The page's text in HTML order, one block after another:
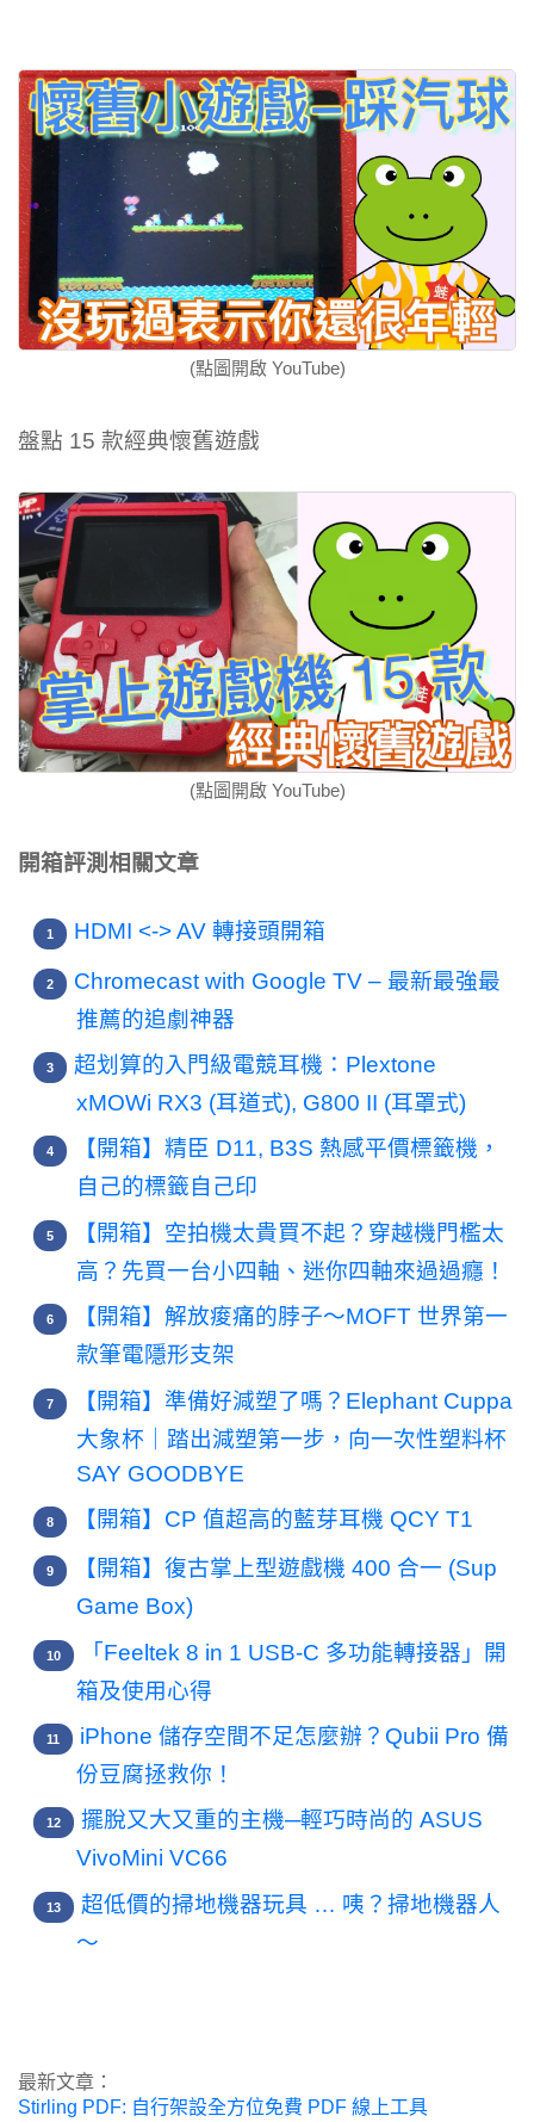
(點圖開啟 YouTube)
盤點 15 款經典懷舊遊戲
(點圖開啟 YouTube)
開箱評測相關文章
HDMI <-> AV 轉接頭開箱
Chromecast with Google TV – 最新最強最
推薦的追劇神器
超划算的入門級電競耳機：Plextone
xMOWi RX3 (耳道式), G800 II (耳罩式)
【開箱】精臣 D11, B3S 熱感平價標籤機，
自己的標籤自己印
【開箱】空拍機太貴買不起？穿越機門檻太
高？先買一台小四軸、迷你四軸來過過癮！
【開箱】解放痠痛的脖子～MOFT 世界第一
款筆電隱形支架
【開箱】準備好減塑了嗎？Elephant Cuppa
大象杯｜踏出減塑第一步，向一次性塑料杯
SAY GOODBYE
【開箱】CP 值超高的藍芽耳機 QCY T1
【開箱】復古掌上型遊戲機 400 合一 (Sup
Game Box)
「Feeltek 8 in 1 USB-C 多功能轉接器」開
箱及使用心得
iPhone 儲存空間不足怎麼辦？Qubii Pro 備
份豆腐拯救你！
擺脫又大又重的主機─輕巧時尚的 ASUS
VivoMini VC66
超低價的掃地機器玩具 … 咦？掃地機器人
～
最新文章：
Stirling PDF: 自行架設全方位免費 PDF 線上工具